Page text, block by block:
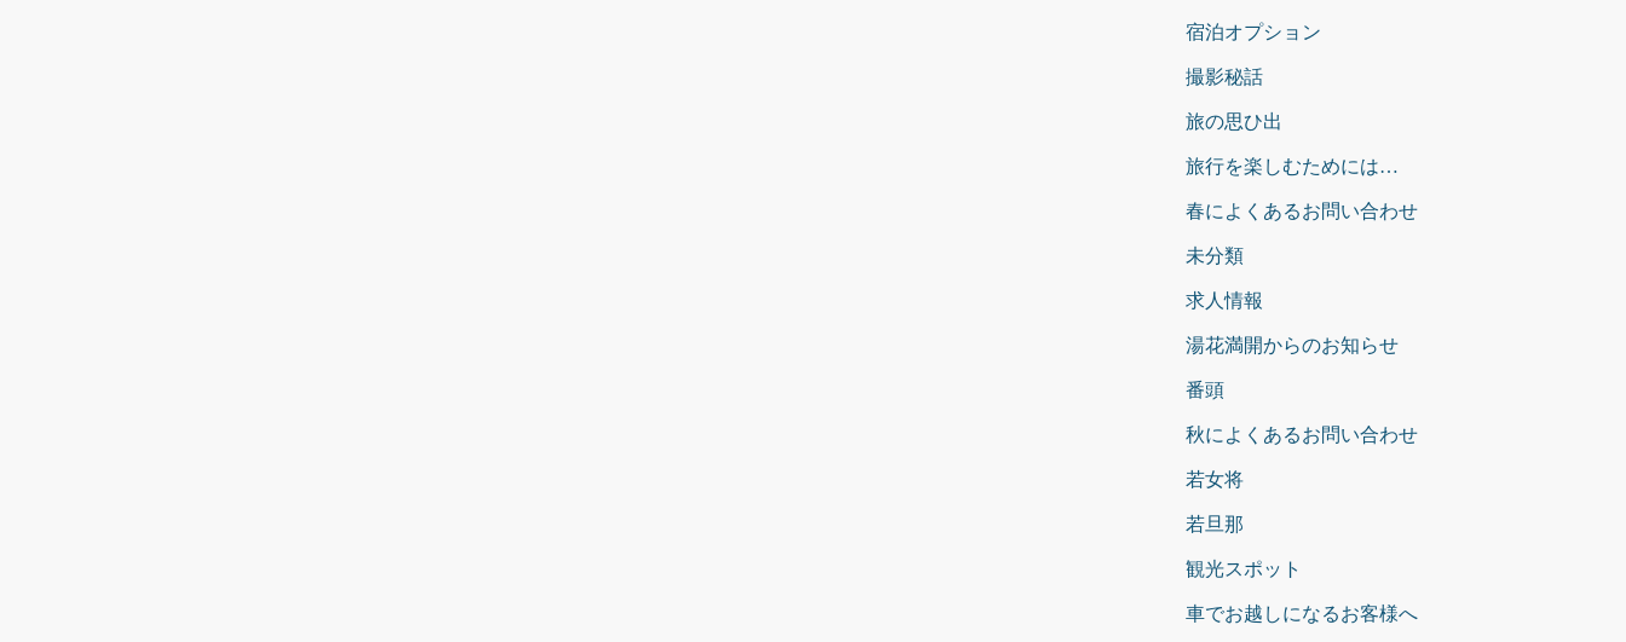
宿泊オプション
撮影秘話
旅の思ひ出
旅行を楽しむためには…
春によくあるお問い合わせ
未分類
求人情報
湯花満開からのお知らせ
番頭
秋によくあるお問い合わせ
若女将
若旦那
観光スポット
車でお越しになるお客様へ